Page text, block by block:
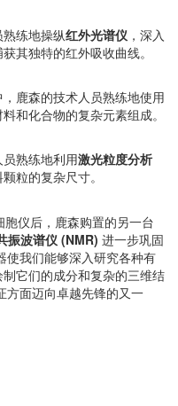
练地操纵红外光谱仪 ，深入
其独特的红外吸收曲线。
鹿森的技术人员熟练地使用
和化合物的复杂元素组成。
熟练地利用激光粒度分析
粒的复杂尺寸。
胞仪后，鹿森购置的另一台
振波谱仪 (NMR) 进一步巩固
使我们能够深入研究各种有
它们的成分和复杂的三维结
方面迈向卓越先锋的又一